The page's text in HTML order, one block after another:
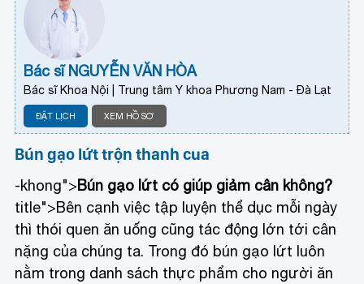
Bác sĩ NGUYỄN VĂN HÒA
Bác sĩ Khoa Nội | Trung tâm Y khoa Phương Nam - Đà Lạt
ĐẶT LỊCH XEM HỒ SƠ
Bún gạo lứt trộn thanh cua
-khong">Bún gạo lứt có giúp giảm cân không?
title">Bên cạnh việc tập luyện thể dục mỗi ngày
thì thói quen ăn uống cũng tác động lớn tới cân
nặng của chúng ta. Trong đó bún gạo lứt luôn
nằm trong danh sách thực phẩm cho người ăn